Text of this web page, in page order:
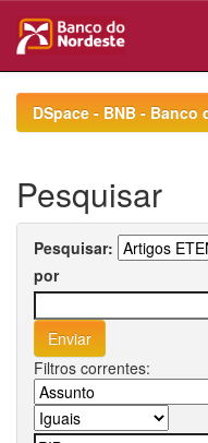
navigationDSpace - BNB -
Pesquisar
Pesquisar:
por
Filtros correntes: